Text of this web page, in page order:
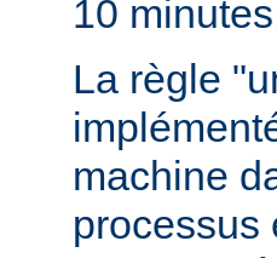
10
La règle
machine
processus